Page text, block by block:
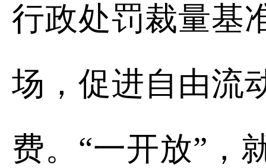
行政处罚裁量基
场，促进自由流
费。“一开放”，